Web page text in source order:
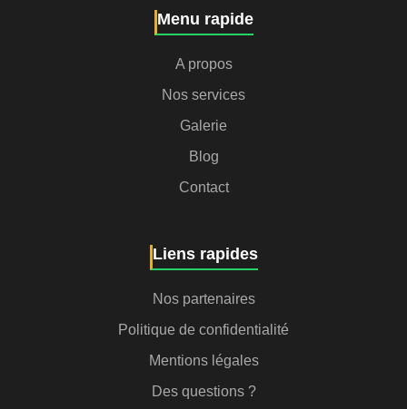
Menu rapide
A propos
Nos services
Galerie
Blog
Contact
Liens rapides
Nos partenaires
Politique de confidentialité
Mentions légales
Des questions ?